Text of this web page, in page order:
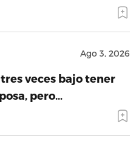
Ago 3, 2026
veces bajo tener
pero…